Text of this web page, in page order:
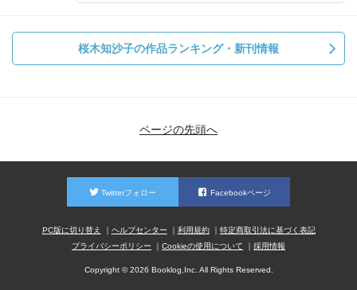
桜木知沙子の作品ランキング・新刊情報
ページの先頭へ
Twitterフォロー Facebookページ
PC版に切り替え ヘルプセンター 利用規約
特定商取引法に基づく表記
プライバシーポリシー
Cookieの使用について 採用情報
Copyright © 2026 Booklog,Inc. All Rights Reserved.